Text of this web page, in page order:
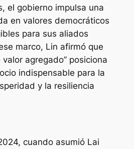
, el gobierno impulsa una
en valores democráticos
para sus aliados
marco, Lin afirmó que
agregado” posiciona
indispensable para la
y la resiliencia
cuando asumió Lai